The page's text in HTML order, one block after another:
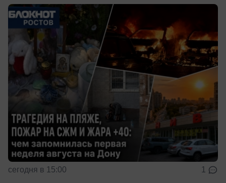
сегодня в 15:00 1